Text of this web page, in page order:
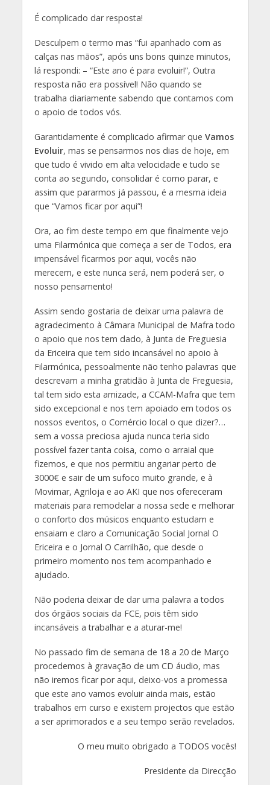
É complicado dar resposta!
Desculpem o termo mas “fui apanhado com as
calças nas mãos”, após uns bons quinze minutos,
lá respondi: – “Este ano é para evoluir!”, Outra
resposta não era possível! Não quando se
trabalha diariamente sabendo que contamos com
o apoio de todos vós.
Garantidamente é complicado afirmar que Vamos
Evoluir, mas se pensarmos nos dias de hoje, em
que tudo é vivido em alta velocidade e tudo se
conta ao segundo, consolidar é como parar, e
assim que pararmos já passou, é a mesma ideia
que “Vamos ficar por aqui”!
Ora, ao fim deste tempo em que finalmente vejo
uma Filarmónica que começa a ser de Todos, era
impensável ficarmos por aqui, vocês não
merecem, e este nunca será, nem poderá ser, o
nosso pensamento!
Assim sendo gostaria de deixar uma palavra de
agradecimento à Câmara Municipal de Mafra todo
o apoio que nos tem dado, à Junta de Freguesia
da Ericeira que tem sido incansável no apoio à
Filarmónica, pessoalmente não tenho palavras que
descrevam a minha gratidão à Junta de Freguesia,
tal tem sido esta amizade, a CCAM-Mafra que tem
sido excepcional e nos tem apoiado em todos os
nossos eventos, o Comércio local o que dizer?…
sem a vossa preciosa ajuda nunca teria sido
possível fazer tanta coisa, como o arraial que
fizemos, e que nos permitiu angariar perto de
3000€ e sair de um sufoco muito grande, e à
Movimar, Agriloja e ao AKI que nos ofereceram
materiais para remodelar a nossa sede e melhorar
o conforto dos músicos enquanto estudam e
ensaiam e claro a Comunicação Social Jornal O
Ericeira e o Jornal O Carrilhão, que desde o
primeiro momento nos tem acompanhado e
ajudado.
Não poderia deixar de dar uma palavra a todos
dos órgãos sociais da FCE, pois têm sido
incansáveis a trabalhar e a aturar-me!
No passado fim de semana de 18 a 20 de Março
procedemos à gravação de um CD áudio, mas
não iremos ficar por aqui, deixo-vos a promessa
que este ano vamos evoluir ainda mais, estão
trabalhos em curso e existem projectos que estão
a ser aprimorados e a seu tempo serão revelados.
O meu muito obrigado a TODOS vocês!
Presidente da Direcção